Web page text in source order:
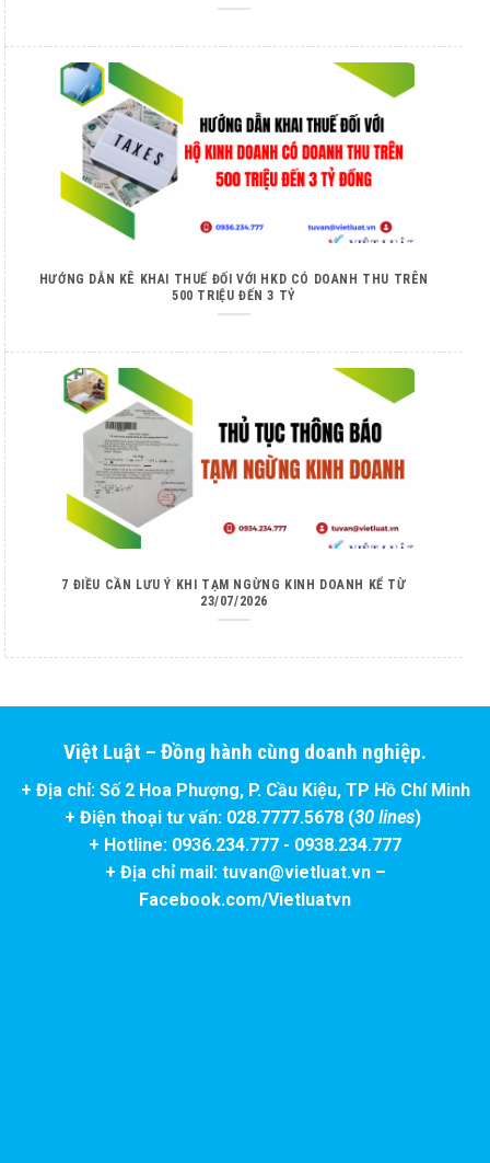
HƯỚNG DẪN KÊ KHAI THUẾ ĐỐI VỚI HKD CÓ DOANH THU TRÊN
500 TRIỆU ĐẾN 3 TỶ
7 ĐIỀU CẦN LƯU Ý KHI TẠM NGỪNG KINH DOANH KỂ TỪ
23/07/2026
Việt Luật – Đồng hành cùng doanh nghiệp.
+ Địa chỉ: Số 2 Hoa Phượng, P. Cầu Kiệu, TP Hồ Chí Minh
+ Điện thoại tư vấn: 028.7777.5678 (30 lines)
+ Hotline: 0936.234.777 - 0938.234.777
+ Địa chỉ mail: tuvan@vietluat.vn –
Facebook.com/Vietluatvn